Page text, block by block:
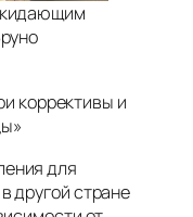
коррективы и
для
другой стране